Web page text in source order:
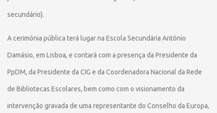
secundário).
A cerimónia pública terá lugar na Escola Secundária António
Damásio, em Lisboa, e contará com a presença da Presidente da
PpDM, da Presidente da CIG e da Coordenadora Nacional da Rede
de Bibliotecas Escolares, bem como com o visionamento da
intervenção gravada de uma representante do Conselho da Europa,